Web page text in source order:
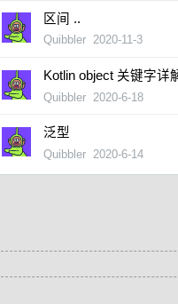
区间 ..
Quibbler 2020-11-3
Kotlin object 关键字详
Quibbler 2020-6-18
泛型
Quibbler 2020-6-14